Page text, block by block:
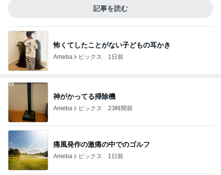
記事を読む
怖くてしたことがない子どもの耳かき
Amebaトピックス 1日前
神がかってる掃除機
Amebaトピックス 23時間前
痛風発作の激痛の中でのゴルフ
Amebaトピックス 1日前